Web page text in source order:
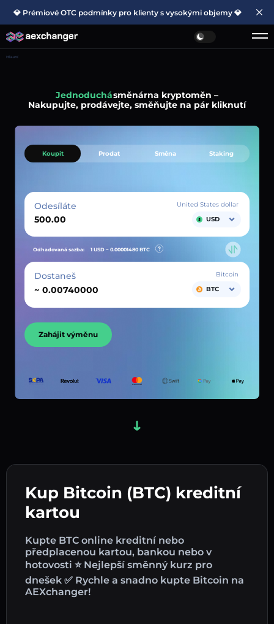
💎 Prémiové OTC podmínky pro klienty s vysokými objemy 💎
Hlavní
Jednoduchásměnárna kryptoměn –
Nakupujte, prodávejte, směňujte na pár kliknutí
Kup Bitcoin (BTC) kreditní
kartou
Kupte BTC online kreditní nebo
předplacenou kartou, bankou nebo v
hotovosti ⭐ Nejlepší směnný kurz pro
dnešek ✅ Rychle a snadno kupte Bitcoin na
AEXchanger!
Koupit Prodat Směna Staking
Odesíláte
United States dollar
USD
Odhadovaná sazba: 1 USD ~ 0.00001480 BTC
Dostaneš
~
Bitcoin
BTC
Zahájit výměnu